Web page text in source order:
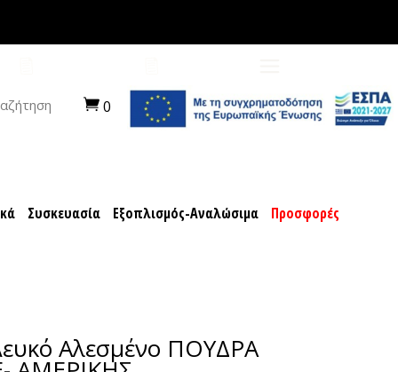
0
Συσκευασία Εξοπλισμός-Αναλώσιμα Προσφορές
Αλεσμένο ΠΟΥΔΡΑ